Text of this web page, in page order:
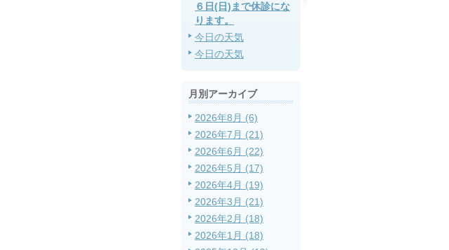
６日(日)まで休診にな
ります。
今日の天気
今日の天気
月別アーカイブ
2026年8月 (6)
2026年7月 (21)
2026年6月 (22)
2026年5月 (17)
2026年4月 (19)
2026年3月 (21)
2026年2月 (18)
2026年1月 (18)